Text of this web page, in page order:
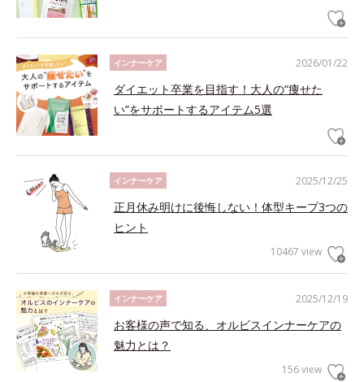
2026/01/22
インナーケア
ダイエット卒業を目指す！大人の“痩せた
い”をサポートするアイテム5選
2025/12/25
インナーケア
正月休み明けに後悔しない！体型キープ3つの
ヒント
10467 view
2025/12/19
インナーケア
お客様の声で知る、オルビスインナーケアの
魅力とは？
156 view